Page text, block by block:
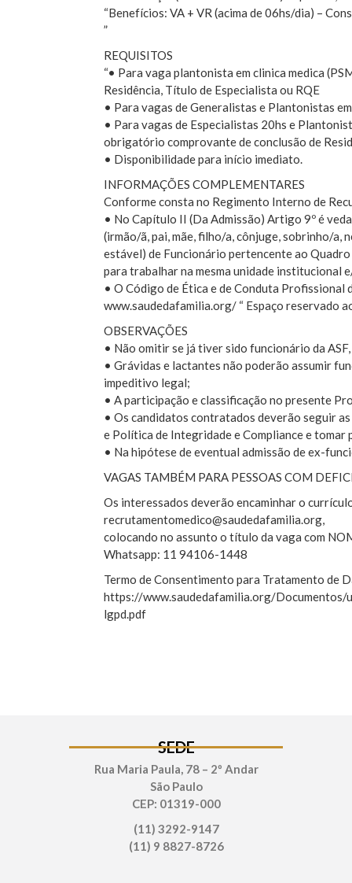
“Benefícios: VA + VR (acima de 06hs/dia) –
”
REQUISITOS
“• Para vaga plantonista em clinica medica
Residência, Título de Especialista ou RQE
• Para vagas de Generalistas e Plantonistas
• Para vagas de Especialistas 20hs e
obrigatório comprovante de conclusão de
• Disponibilidade para início imediato.
INFORMAÇÕES COMPLEMENTARES
Conforme consta no Regimento Interno de
• No Capítulo II (Da Admissão) Artigo 9º é
(irmão/ã, pai, mãe, filho/a, cônjuge, sobrinho/a,
estável) de Funcionário pertencente ao Quadro
para trabalhar na mesma unidade institucional
• O Código de Ética e de Conduta
www.saudedafamilia.org/ “ Espaço reservado
OBSERVAÇÕES
• Não omitir se já tiver sido funcionário da
• Grávidas e lactantes não poderão assumir
impeditivo legal;
• A participação e classificação no presente
• Os candidatos contratados deverão seguir
e Política de Integridade e Compliance e tomar
• Na hipótese de eventual admissão de ex-
VAGAS TAMBÉM PARA PESSOAS COM
Os interessados deverão encaminhar o
recrutamentomedico@saudedafamilia.org,
colocando no assunto o título da vaga com
Whatsapp: 11 94106-1448
Termo de Consentimento para Tratamento de
https://www.saudedafamilia.org/
lgpd.pdf
SEDE
Rua Maria Paula, 78 – 2º Andar
São Paulo
CEP: 01319-000
(11) 3292-9147
(11) 9 8827-8726